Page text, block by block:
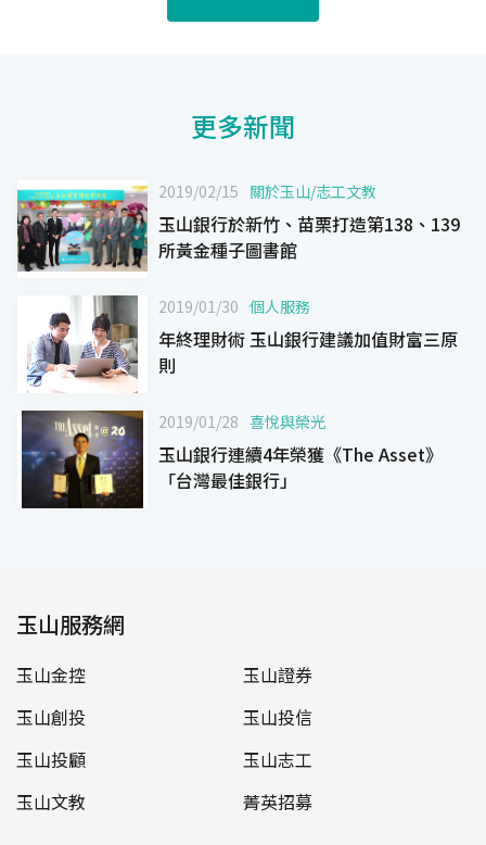
更多新聞
2019/02/15 關於玉山/志工文教
玉山銀行於新竹、苗栗打造第138、139
所黃金種子圖書館
2019/01/30 個人服務
年終理財術 玉山銀行建議加值財富三原
則
2019/01/28 喜悅與榮光
玉山銀行連續4年榮獲《The Asset》
「台灣最佳銀行」
玉山服務網
玉山金控
玉山證券
玉山創投
玉山投信
玉山投顧
玉山志工
玉山文教
菁英招募